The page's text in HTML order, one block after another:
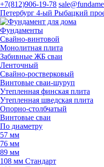
+7(812)906-19-78
Петербург 4-ый Рыбацкий
Фундаменты
Свайно-винтовой
Монолитная плита
Забивные ЖБ сваи
Ленточный
Свайно-ростверковый
Винтовые сваи-шуруп
Утепленная финская плита
Утепленная шведская плита
Опорно-столбчатый
Винтовые сваи
По диаметру
57 мм
76 мм
89 мм
108 мм Стандарт